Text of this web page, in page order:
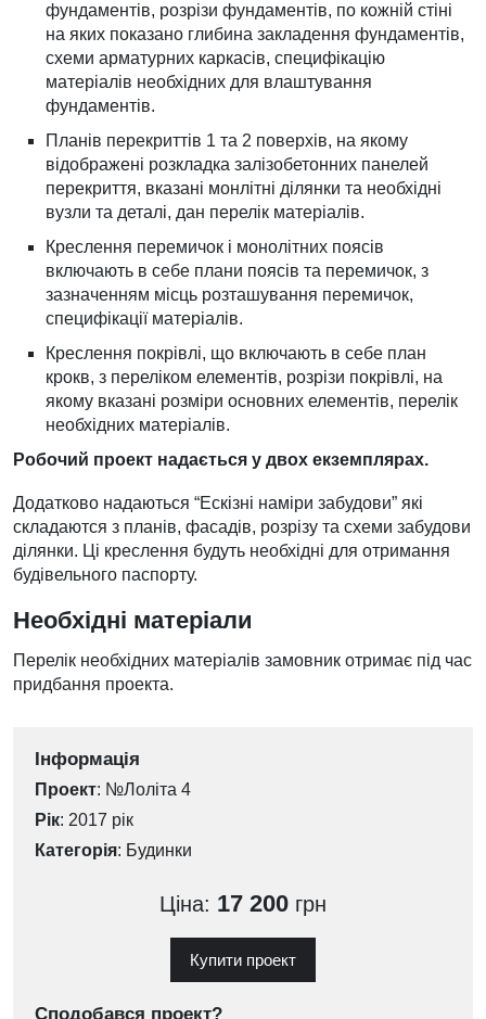
фундаментів, розрізи фундаментів, по кожній стіні
на яких показано глибина закладення фундаментів,
схеми арматурних каркасів, специфікацію
матеріалів необхідних для влаштування
фундаментів.
Планів перекриттів 1 та 2 поверхів, на якому
відображені розкладка залізобетонних панелей
перекриття, вказані монлітні ділянки та необхідні
вузли та деталі, дан перелік матеріалів.
Креслення перемичок і монолітних поясів
включають в себе плани поясів та перемичок, з
зазначенням місць розташування перемичок,
специфікації матеріалів.
Креслення покрівлі, що включають в себе план
крокв, з переліком елементів, розрізи покрівлі, на
якому вказані розміри основних елементів, перелік
необхідних матеріалів.
Робочий проект надається у двох екземплярах.
Додатково надаються “Ескізні наміри забудови” які
складаются з планів, фасадів, розрізу та схеми забудови
ділянки. Ці креслення будуть необхідні для отримання
будівельного паспорту.
Необхідні матеріали
Перелік необхідних матеріалів замовник отримає під час
придбання проекта.
Інформація
Проект: №Лоліта 4
Рік: 2017 рік
Категорія: Будинки
Ціна: 17 200 грн
Купити проект
Сподобався проект?